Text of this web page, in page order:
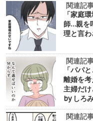
関連記
「家庭
師…親を
理と言
関連記
「パパ
離婚を
主婦だ
by しろ
関連記